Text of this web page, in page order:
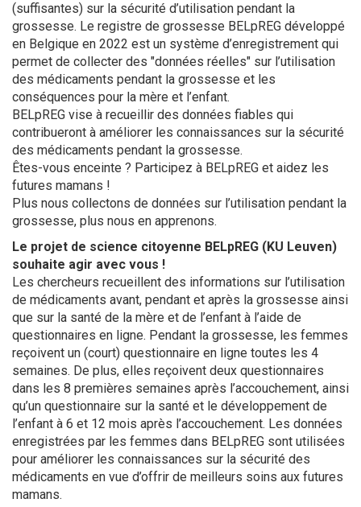
(suffisantes) sur la sécurité d’utilisation pendant la
grossesse. Le registre de grossesse BELpREG développé
en Belgique en 2022 est un système d’enregistrement qui
permet de collecter des "données réelles" sur l’utilisation
des médicaments pendant la grossesse et les
conséquences pour la mère et l’enfant.
BELpREG vise à recueillir des données fiables qui
contribueront à améliorer les connaissances sur la sécurité
des médicaments pendant la grossesse.
Êtes-vous enceinte ? Participez à BELpREG et aidez les
futures mamans !
Plus nous collectons de données sur l’utilisation pendant la
grossesse, plus nous en apprenons.
Le projet de science citoyenne BELpREG (KU Leuven)
souhaite agir avec vous !
Les chercheurs recueillent des informations sur l’utilisation
de médicaments avant, pendant et après la grossesse ainsi
que sur la santé de la mère et de l’enfant à l’aide de
questionnaires en ligne. Pendant la grossesse, les femmes
reçoivent un (court) questionnaire en ligne toutes les 4
semaines. De plus, elles reçoivent deux questionnaires
dans les 8 premières semaines après l’accouchement, ainsi
qu’un questionnaire sur la santé et le développement de
l’enfant à 6 et 12 mois après l’accouchement. Les données
enregistrées par les femmes dans BELpREG sont utilisées
pour améliorer les connaissances sur la sécurité des
médicaments en vue d’offrir de meilleurs soins aux futures
mamans.